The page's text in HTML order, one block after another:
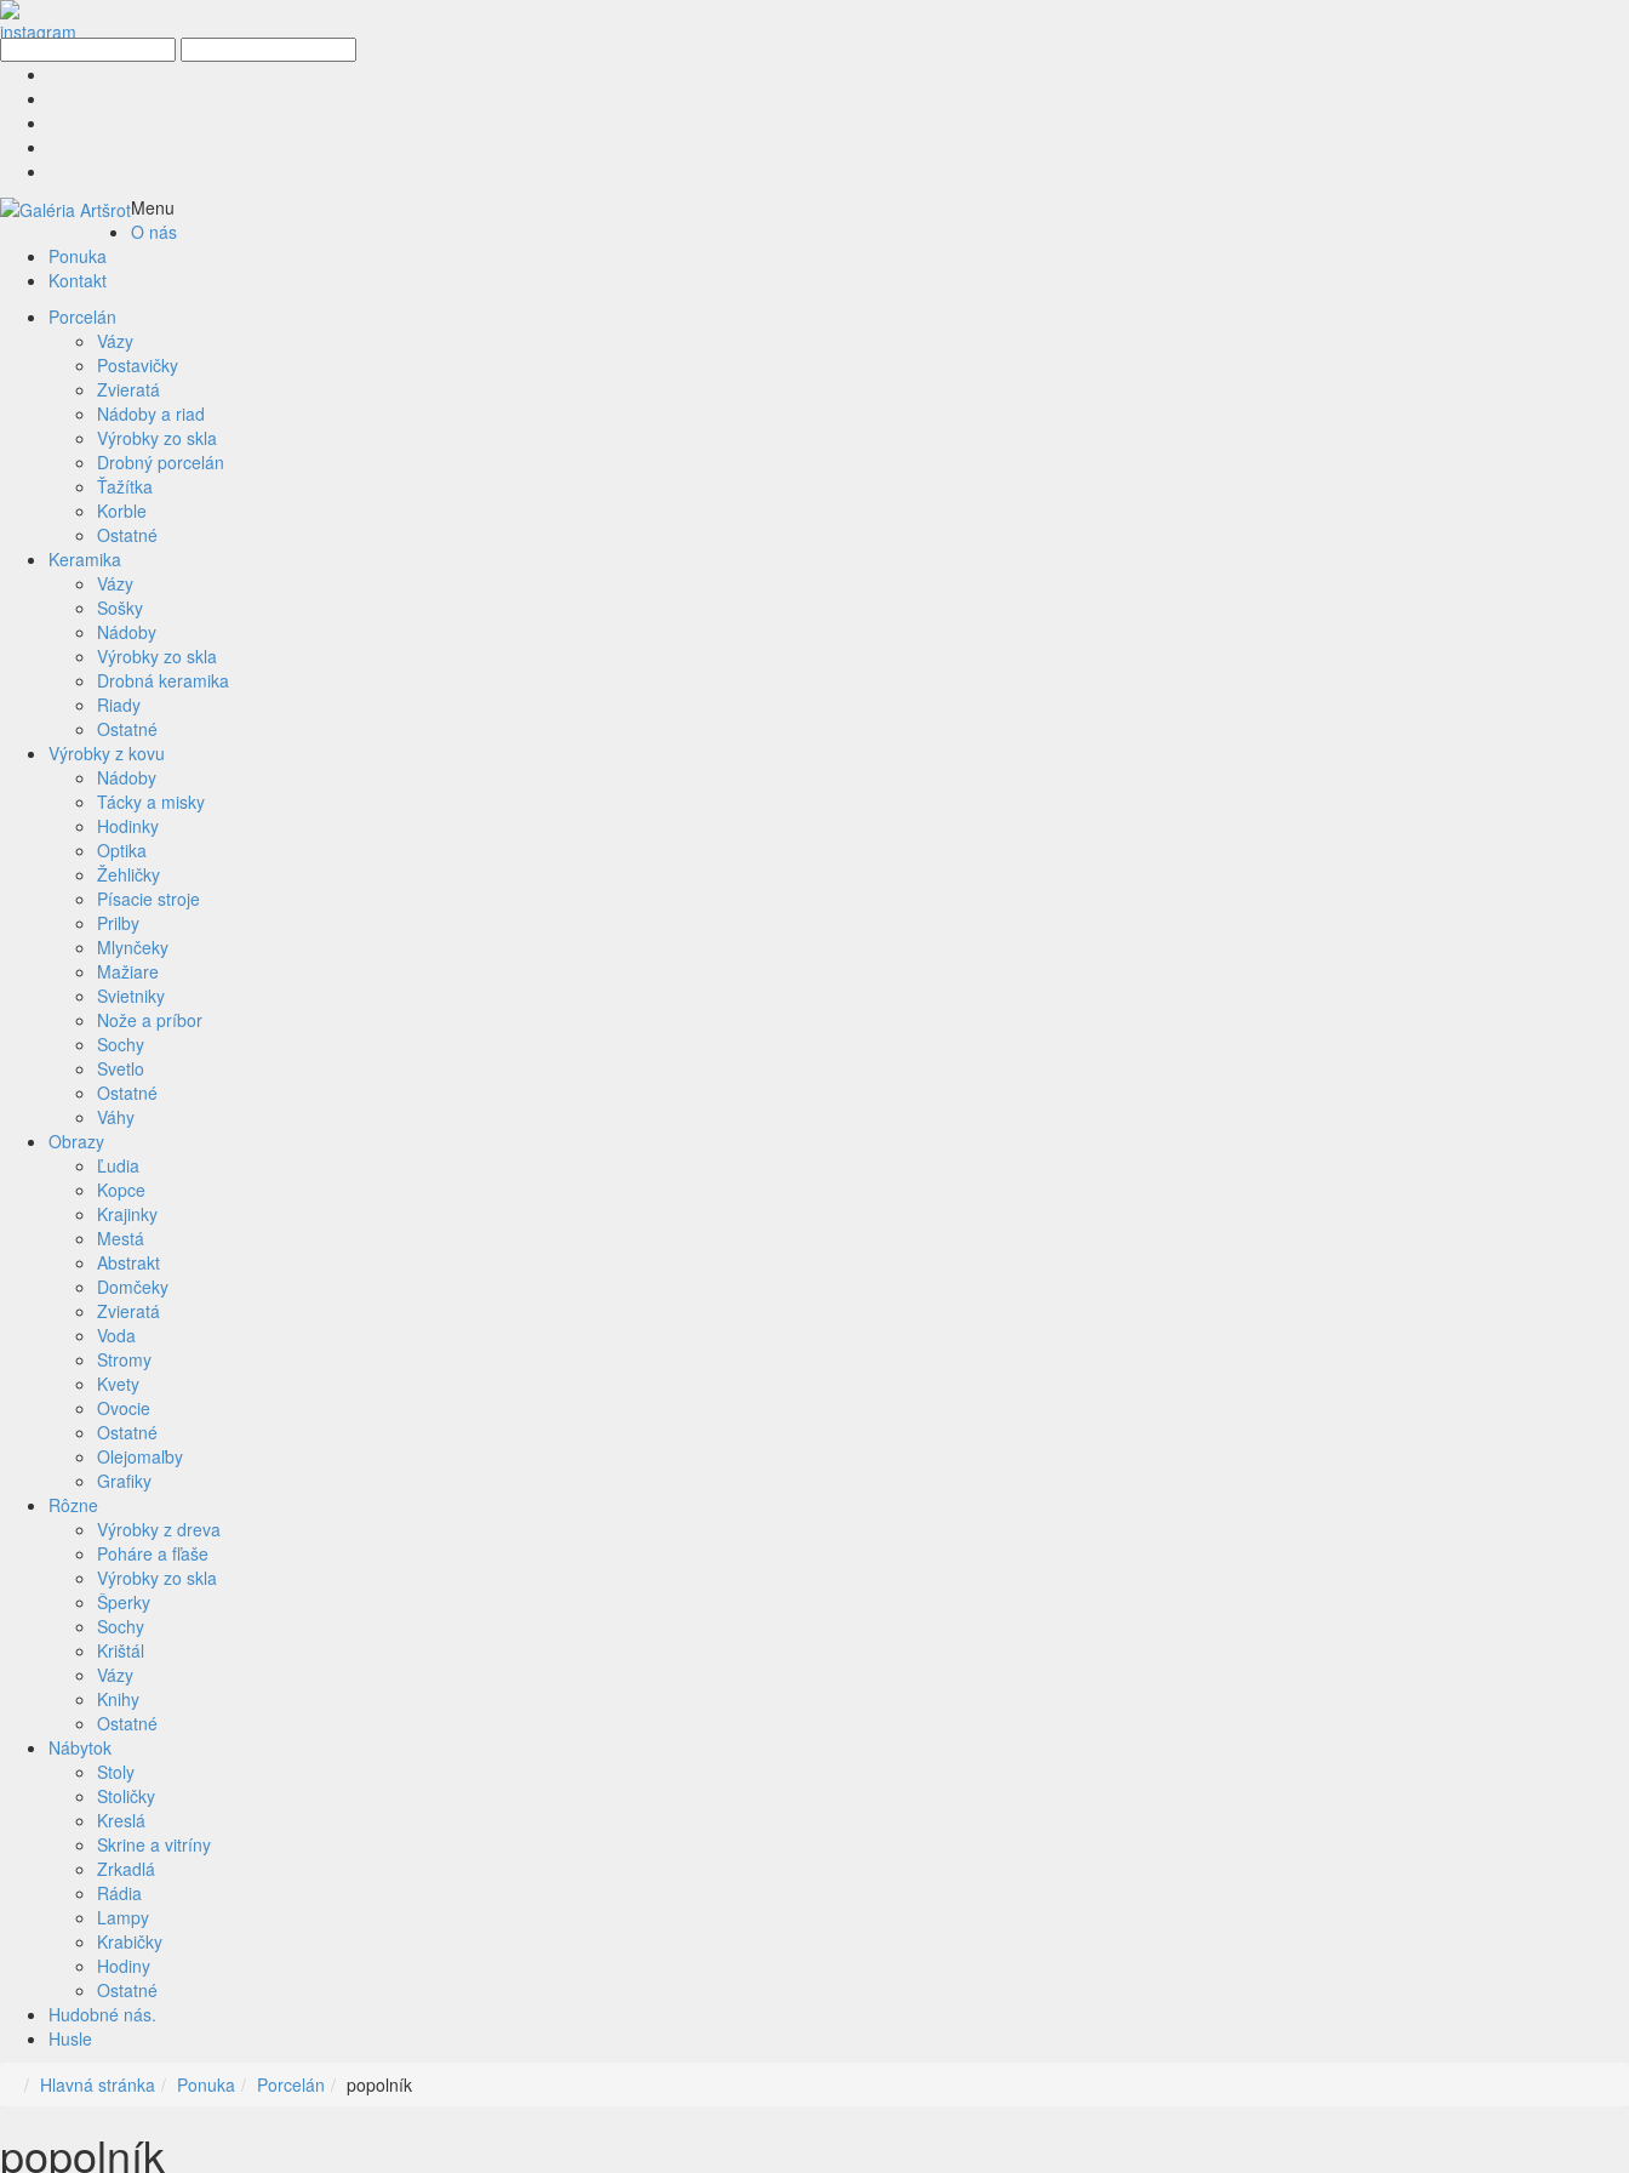
Menu
O nás
Ponuka
Kontakt
Porcelán
Vázy
Postavičky
Zvieratá
Nádoby a riad
Výrobky zo skla
Drobný porcelán
Ťažítka
Korble
Ostatné
Keramika
Vázy
Sošky
Nádoby
Výrobky zo skla
Drobná keramika
Riady
Ostatné
Výrobky z kovu
Nádoby
Tácky a misky
Hodinky
Optika
Žehličky
Písacie stroje
Prilby
Mlynčeky
Mažiare
Svietniky
Nože a príbor
Sochy
Svetlo
Ostatné
Váhy
Obrazy
Ľudia
Kopce
Krajinky
Mestá
Abstrakt
Domčeky
Zvieratá
Voda
Stromy
Kvety
Ovocie
Ostatné
Olejomaľby
Grafiky
Rôzne
Výrobky z dreva
Poháre a fľaše
Výrobky zo skla
Šperky
Sochy
Krištál
Vázy
Knihy
Ostatné
Nábytok
Stoly
Stoličky
Kreslá
Skrine a vitríny
Zrkadlá
Rádia
Lampy
Krabičky
Hodiny
Ostatné
Hudobné nás.
Husle
Hlavná stránka
Ponuka Porcelán popolník
popolník